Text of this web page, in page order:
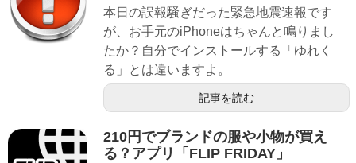
本日の誤報騒ぎだった緊急地震速報です
が、お手元のiPhoneはちゃんと鳴りまし
たか？自分でインストールする「ゆれく
る」とは違いますよ。
記事を読む
210円でブランドの服や小物が買え
る？アプリ「FLIP FRIDAY」